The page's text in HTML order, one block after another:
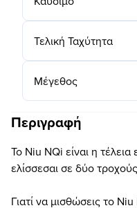
Τελική Ταχύτητα
Μέγεθος
Περιγραφή
To Niu NQi είναι η
ελίσσεσαι σε δύο
Γιατί να μισθώσεις το